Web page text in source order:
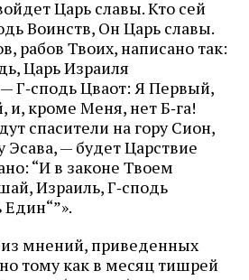
Царь славы. Кто сей
Воинств, Он Царь славы.
рабов Твоих, написано так:
Царь Израиля
Г‑сподь Цваот: Я Первый,
кроме Меня, нет Б‑га!
спасители на гору Сион,
Эсава, — будет Царствие
“И в законе Твоем
Израиль, Г‑сподь
мнений, приведенных
тому как в месяц тишрей